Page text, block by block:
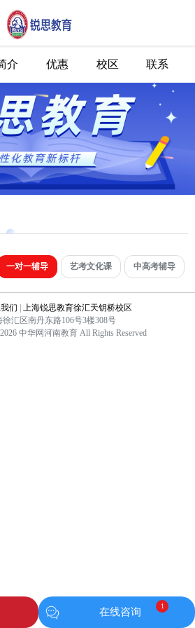
介 优惠 校区 联系
一对一辅导 艺考文化课 中高考辅导
们
上海锐思教育徐汇天钥桥校区
汇区南丹东路106号3楼308号
中华网河南教育 All Rights Reserved
在线咨询
1